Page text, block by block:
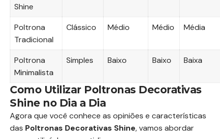
Shine
Poltrona
Tradicional
Clássico Médio Médio Média
Poltrona
Minimalista
Simples Baixo Baixo Baixa
Como Utilizar Poltronas Decorativas
Shine no Dia a Dia
Agora que você conhece as opiniões e características
das Poltronas Decorativas Shine, vamos abordar